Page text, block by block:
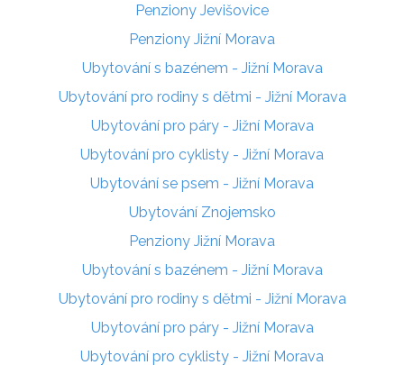
Penziony Jevišovice
Penziony Jižní Morava
Ubytování s bazénem - Jižní Morava
Ubytování pro rodiny s dětmi - Jižní Morava
Ubytování pro páry - Jižní Morava
Ubytování pro cyklisty - Jižní Morava
Ubytování se psem - Jižní Morava
Ubytování Znojemsko
Penziony Jižní Morava
Ubytování s bazénem - Jižní Morava
Ubytování pro rodiny s dětmi - Jižní Morava
Ubytování pro páry - Jižní Morava
Ubytování pro cyklisty - Jižní Morava